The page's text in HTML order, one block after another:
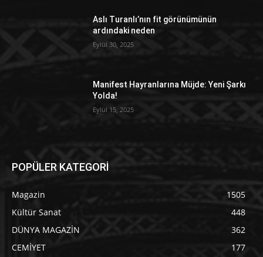
Aslı Turanlı’nın fit görünümünün
ardındaki neden
Eylül 30, 2025
Manifest Hayranlarına Müjde: Yeni Şarkı
Yolda!
Eylül 15, 2025
POPÜLER KATEGORİ
Magazin
1505
Kültür Sanat
448
DÜNYA MAGAZİN
362
CEMİYET
177